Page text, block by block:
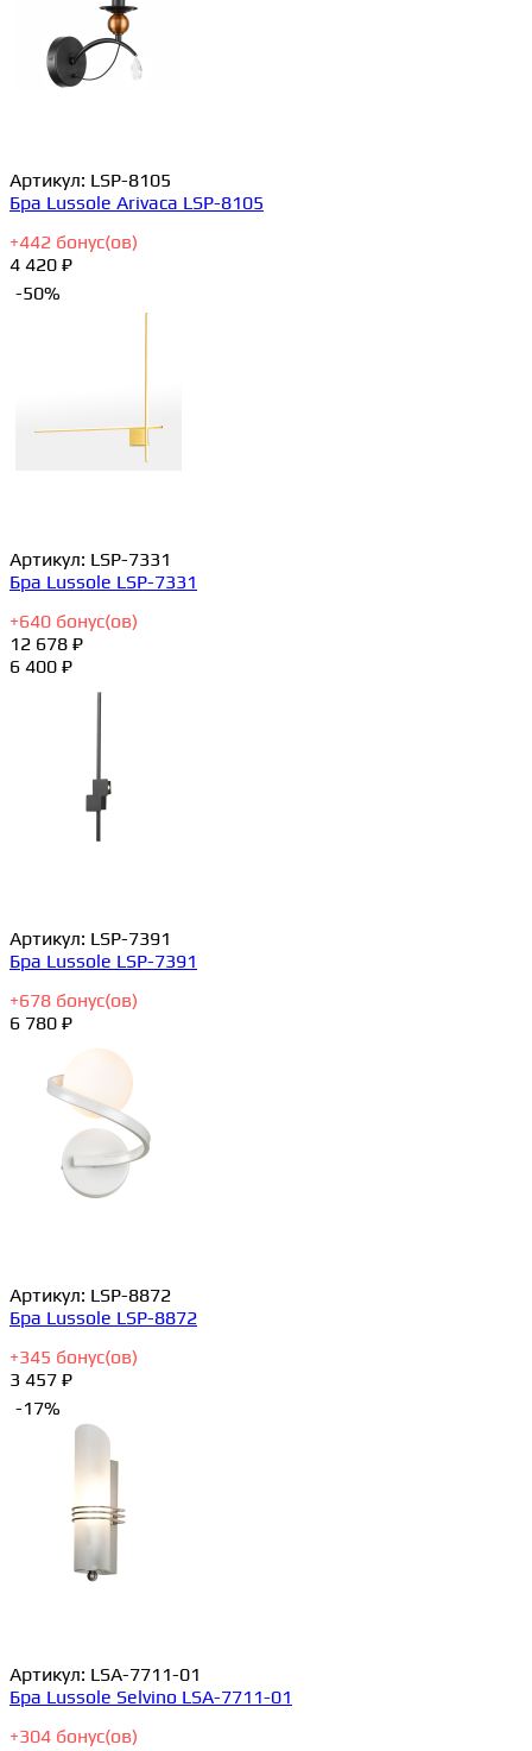
Артикул: LSP-8105
Бра Lussole Arivaca LSP-8105
+442 бонус(ов)
4 420 ₽
-50%
Артикул: LSP-7331
Бра Lussole LSP-7331
+640 бонус(ов)
12 678 ₽
6 400 ₽
Артикул: LSP-7391
Бра Lussole LSP-7391
+678 бонус(ов)
6 780 ₽
Артикул: LSP-8872
Бра Lussole LSP-8872
+345 бонус(ов)
3 457 ₽
-17%
Артикул: LSA-7711-01
Бра Lussole Selvino LSA-7711-01
+304 бонус(ов)